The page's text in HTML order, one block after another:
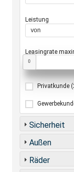
Leistung
Leasingrate
0
Privatkunde
Sicherheit
Außen
Räder